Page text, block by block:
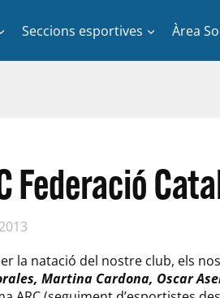
Seccions esportives Àrea
Federació
la natació del nostre club, els
Martina Cardona, Oscar